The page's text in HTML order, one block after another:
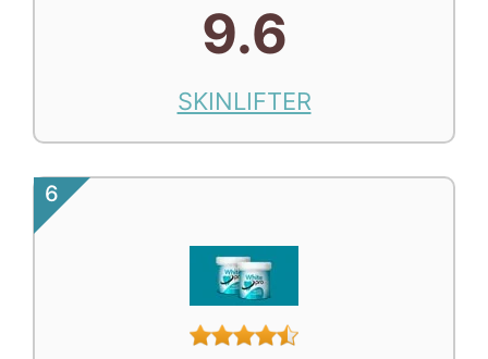
9.6
SKINLIFTER
6